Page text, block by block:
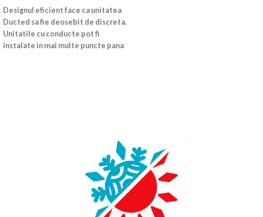
Designul eficient face ca unitatea
Ducted sa fie deosebit de discreta.
Unitatile cu conducte pot fi
instalate in mai multe puncte pana
Cand conducta de scurgere este
infundata si apa urca la a un anumit
nivel, comutatorul de nivel al apei
va pluti si va trimite semnal pentru
Tava de scurgere incorporataIn